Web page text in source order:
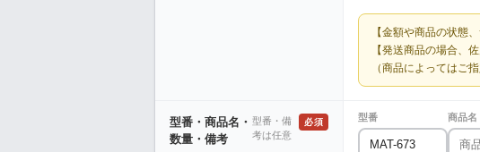
【金額や商品の状態
【発送商品の場合、
（商品によってはご
型番・商品名・
数量・備考
型番・備
考は任意
必須 型番 商品名